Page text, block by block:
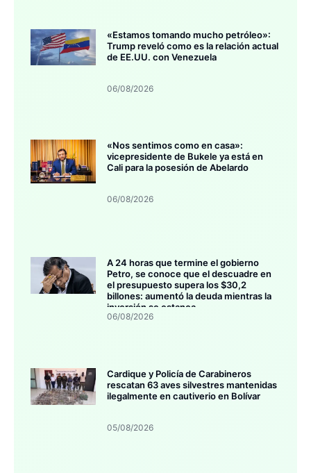
«Estamos tomando mucho petróleo»:
Trump reveló como es la relación actual
de EE.UU. con Venezuela
06/08/2026
«Nos sentimos como en casa»:
vicepresidente de Bukele ya está en
Cali para la posesión de Abelardo
06/08/2026
A 24 horas que termine el gobierno
Petro, se conoce que el descuadre en
el presupuesto supera los $30,2
billones: aumentó la deuda mientras la
inversión se estanca
06/08/2026
Cardique y Policía de Carabineros
rescatan 63 aves silvestres mantenidas
ilegalmente en cautiverio en Bolívar
05/08/2026